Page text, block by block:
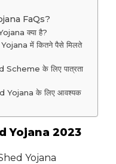
FaQs?
क्या है?
में कितने पैसे मिलते
के लिए पात्रता
Yojana के लिए आवश्यक
Yojana 2023